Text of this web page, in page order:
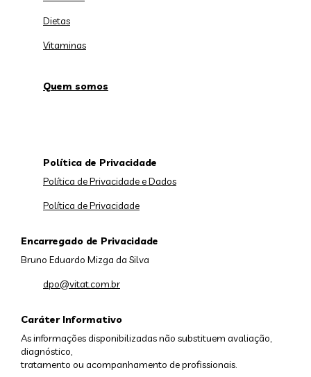
Dietas
Vitaminas
Quem somos
Caráter Informativo
As informações disponibilizadas não substituem avaliação,
diagnóstico,
tratamento ou acompanhamento de profissionais.
Política de Privacidade
Política de Privacidade e Dados
Política de Privacidade
Encarregado de Privacidade
Bruno Eduardo Mizga da Silva
dpo@vitat.com.br